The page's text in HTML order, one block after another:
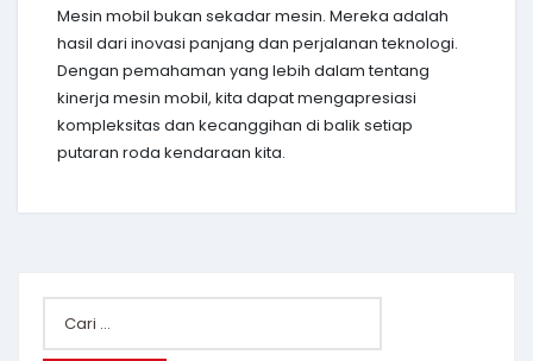
Mesin mobil bukan sekadar mesin. Mereka adalah
hasil dari inovasi panjang dan perjalanan teknologi.
Dengan pemahaman yang lebih dalam tentang
kinerja mesin mobil, kita dapat mengapresiasi
kompleksitas dan kecanggihan di balik setiap
putaran roda kendaraan kita.
untuk: